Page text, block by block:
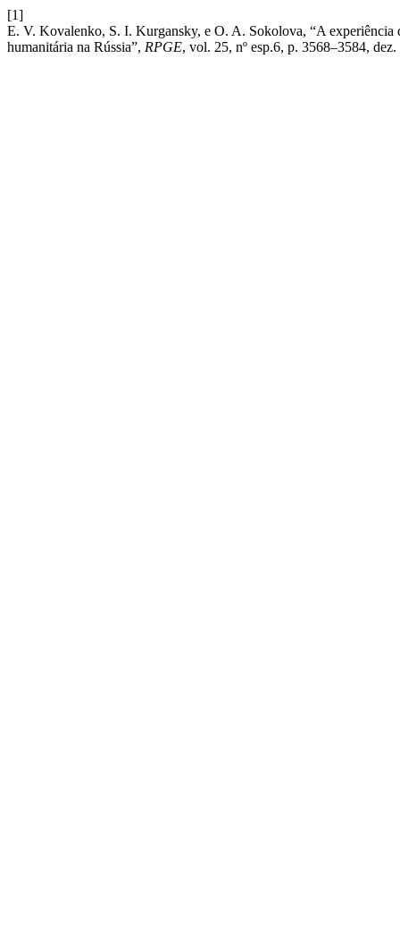
[1]
E. V. Kovalenko, S. I. Kurgansky, e O. A. Sokolova, “A experiência
humanitária na Rússia”, RPGE, vol. 25, nº esp.6, p. 3568–3584,